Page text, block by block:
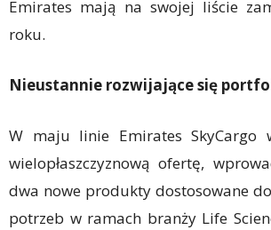
Emirates mają na swojej liście
roku.
Nieustannie rozwijające się
W maju linie Emirates SkyCargo
wielopłaszczyznową ofertę,
dwa nowe produkty dostosowane
potrzeb w ramach branży Life